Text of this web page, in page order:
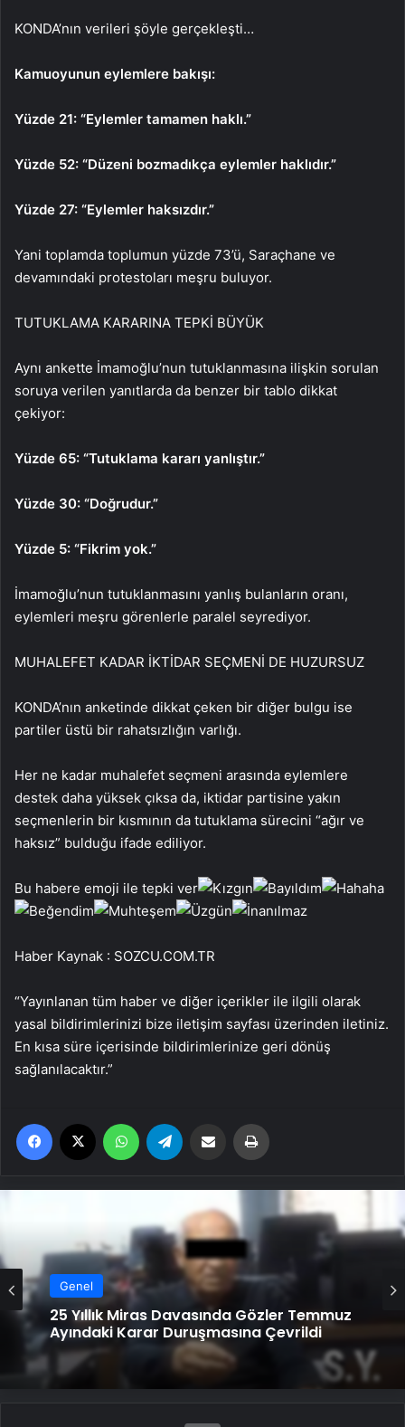
KONDA’nın verileri şöyle gerçekleşti…
Kamuoyunun eylemlere bakışı:
Yüzde 21: “Eylemler tamamen haklı.”
Yüzde 52: “Düzeni bozmadıkça eylemler haklıdır.”
Yüzde 27: “Eylemler haksızdır.”
Yani toplamda toplumun yüzde 73’ü, Saraçhane ve
devamındaki protestoları meşru buluyor.
TUTUKLAMA KARARINA TEPKİ BÜYÜK
Aynı ankette İmamoğlu’nun tutuklanmasına ilişkin sorulan
soruya verilen yanıtlarda da benzer bir tablo dikkat
çekiyor:
Yüzde 65: “Tutuklama kararı yanlıştır.”
Yüzde 30: “Doğrudur.”
Yüzde 5: “Fikrim yok.”
İmamoğlu’nun tutuklanmasını yanlış bulanların oranı,
eylemleri meşru görenlerle paralel seyrediyor.
MUHALEFET KADAR İKTİDAR SEÇMENİ DE HUZURSUZ
KONDA’nın anketinde dikkat çeken bir diğer bulgu ise
partiler üstü bir rahatsızlığın varlığı.
Her ne kadar muhalefet seçmeni arasında eylemlere
destek daha yüksek çıksa da, iktidar partisine yakın
seçmenlerin bir kısmının da tutuklama sürecini “ağır ve
haksız” bulduğu ifade ediliyor.
Bu habere emoji ile tepki ver
Haber Kaynak : SOZCU.COM.TR
“Yayınlanan tüm haber ve diğer içerikler ile ilgili olarak
yasal bildirimlerinizi bize iletişim sayfası üzerinden iletiniz.
En kısa süre içerisinde bildirimlerinize geri dönüş
sağlanılacaktır.”
Facebook WhatsApp Email'den paylaş
Genel
Genel
Ortopodoloji İle Diyabetik Ayak Yarası
Tedavisi